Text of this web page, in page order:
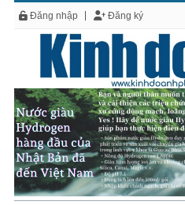
Đăng nhập Đăng ký